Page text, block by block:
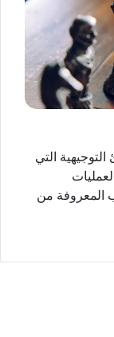
التي
المعروفة من